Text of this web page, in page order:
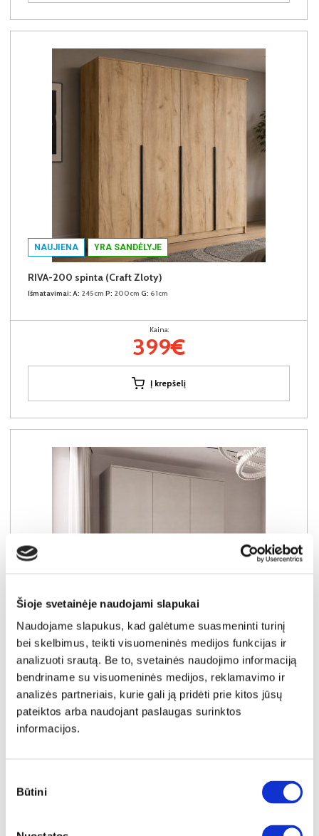
Šioje svetainėje naudojami slapukai
Naudojame slapukus, kad galėtume suasmeninti turinį
bei skelbimus, teikti visuomeninės medijos funkcijas ir
analizuoti srautą. Be to, svetainės naudojimo informaciją
bendriname su visuomeninės medijos, reklamavimo ir
analizės partneriais, kurie gali ją pridėti prie kitos jūsų
pateiktos arba naudojant paslaugas surinktos
informacijos.
pasirinkimas
Būtini
NAUJIENA YRA SANDĖLYJE
RIVA-200 spinta (Craft Zloty)
Išmatavimai: A: 245cm P: 200cm G: 61cm
Kaina:
399€
Į krepšelį
NAUJIENA YRA SANDĖLYJE
RIVA-150 spinta (Kaszmir)
Išmatavimai: A:245cmP: 150cmG: 61cm